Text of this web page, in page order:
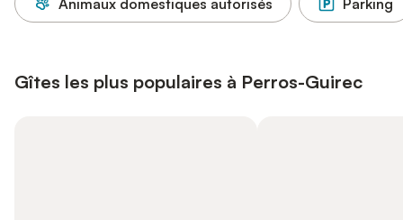
Animaux domestiques autorisés Parking
Gîtes les plus populaires à Perros-Guirec